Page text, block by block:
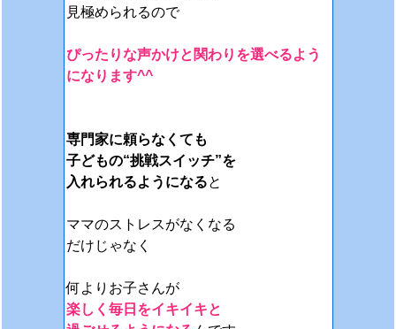
見極められるので
ぴったりな声かけと関わりを選べるよう
になります^^
専門家に頼らなくても
子どもの“挑戦スイッチ”を
入れられるようになると
ママのストレスがなくなる
だけじゃなく
何よりお子さんが
楽しく毎日をイキイキと